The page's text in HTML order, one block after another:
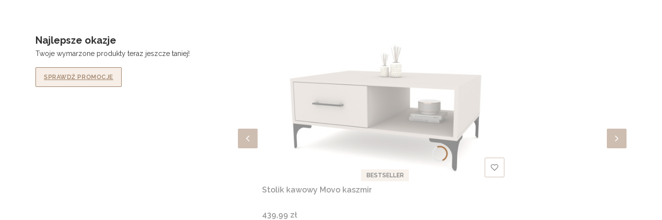
Najlepsze okazje
Twoje wymarzone produkty teraz jeszcze taniej!
SPRAWDŹ PROMOCJE
BESTSELLER
Stolik kawowy Movo kaszmir
Cena
439,99 zł